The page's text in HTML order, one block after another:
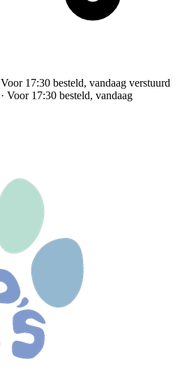
Voor 17:30 besteld, vandaag verstuurd
· Voor 17:30 besteld, vandaag